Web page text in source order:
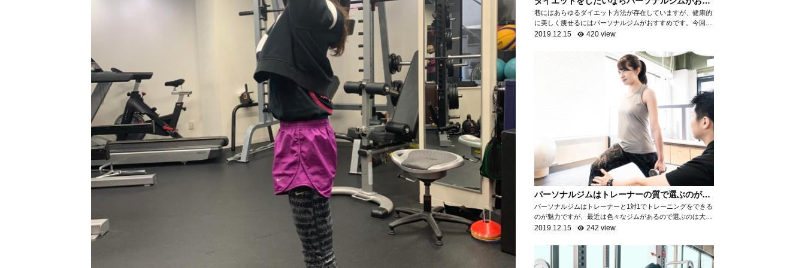
すめ！
巷にはあらゆるダイエット方法が存在していますが、健康的
に美しく痩せるにはパーソナルジムがおすすめです。今回
は、なぜパーソナルジムがダイエットに最適なのかを項目ご
2019.12.15 420 view
パーソナルジムはトレーナーの質で選ぶのがお
すすめ！
パーソナルジムはトレーナーと1対1でトレーニングをできる
のが魅力ですが、最近は色々なジムがあるので選ぶのは大変
ですよね。パーソナルジムで満足ができるところを選ぶため
2019.12.15 242 view